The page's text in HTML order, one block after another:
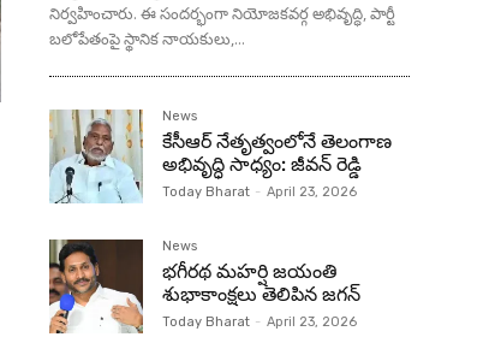
నిర్వహించారు. ఈ సందర్భంగా నియోజకవర్గ అభివృద్ధి, పార్టీ
బలోపేతంపై స్థానిక నాయకులు,...
News
కేసీఆర్ నేతృత్వంలోనే తెలంగాణ
అభివృద్ధి సాధ్యం: జీవన్ రెడ్డి
Today Bharat - April 23, 2026
News
భగీరథ మహర్షి జయంతి
శుభాకాంక్షలు తెలిపిన జగన్‌
Today Bharat - April 23, 2026